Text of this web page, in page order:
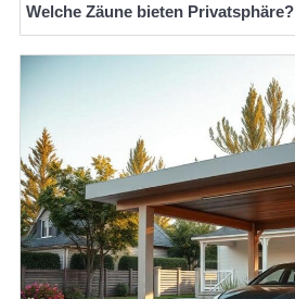
Welche Zäune bieten Privatsphäre?